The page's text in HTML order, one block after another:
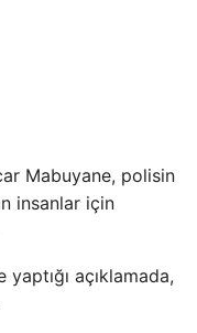
Mabuyane, polisin
insanlar için
yaptığı açıklamada,